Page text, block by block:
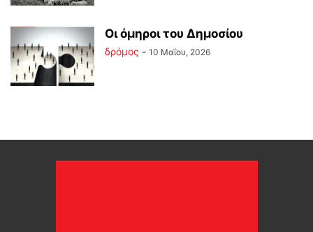
Οι όμηροι του Δημοσίου
δρόμος - 10 Μαΐου, 2026